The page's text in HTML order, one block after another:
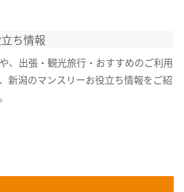
ち情報
、出張・観光旅行・おすすめのご利用
新潟のマンスリーお役立ち情報をご紹